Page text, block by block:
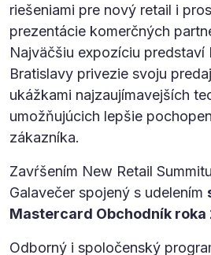
riešeniami pre nový retail i
prezentácie komerčných
Najväčšiu expozíciu
Bratislavy privezie svoju
ukážkami najzaujímavejších
umožňujúcich lepšie
zákazníka.
Zavŕšením New Retail
Galavečer spojený s udelením
Mastercard Obchodník roka
Odborný i spoločenský